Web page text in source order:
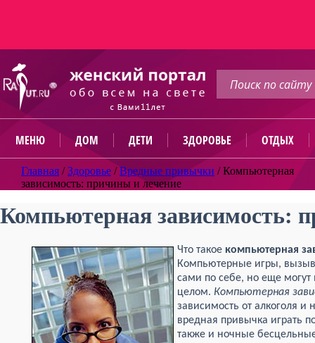
МЕНЮ ДОМ ДЕТИ ЗДОРОВЬЕ ОТДЫХ
Главная /Здоровье /Вредные привычки /Компьютерная
зависимость: причины и лечение
Компьютерная зависимость:
Что такое компьютерная
Компьютерные игры,
сами по себе, но еще могут
целом. Компьютерная
зависимость от алкоголя и
вредная привычка играть
также и ночные